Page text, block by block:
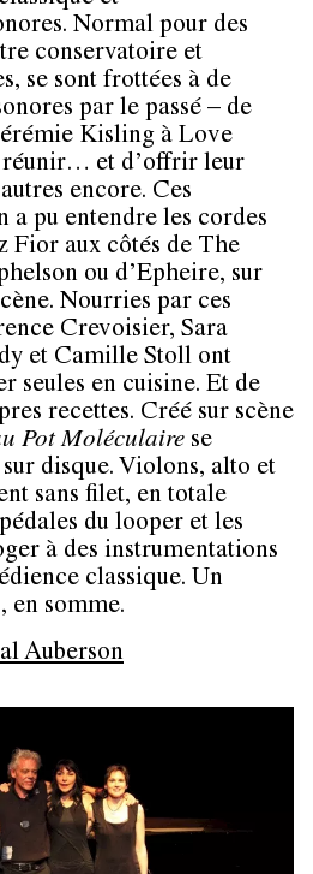
Normal pour des
conservatoire et
se sont frottées à de
par le passé – de
Kisling à Love
réunir… et d’offrir leur
encore. Ces
a pu entendre les cordes
Fior aux côtés de The
ou d’Epheire, sur
Nourries par ces
Crevoisier, Sara
et Camille Stoll ont
seules en cuisine. Et de
recettes. Créé sur scène
Pot Moléculaire se
disque. Violons, alto et
sans filet, en totale
du looper et les
à des instrumentations
classique. Un
en somme.
Auberson